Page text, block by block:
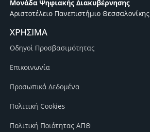
Μονάδα Ψηφιακής Διακυβέρνησης
Αριστοτέλειο Πανεπιστήμιο Θεσσαλονίκης
ΧΡΗΣΙΜΑ
Οδηγοί Προσβασιμότητας
Επικοινωνία
Προσωπικά Δεδομένα
Πολιτική Cookies
Πολιτική Ποιότητας ΑΠΘ